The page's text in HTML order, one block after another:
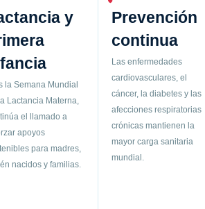
y
la Semana Mundial
Lactancia Materna,
el llamado a
apoyos
para madres,
nacidos y familias.
Prevención
continua
Las enfermedades
cardiovasculares, el
cáncer, la diabetes y las
afecciones respiratorias
crónicas mantienen la
mayor carga sanitaria
mundial.